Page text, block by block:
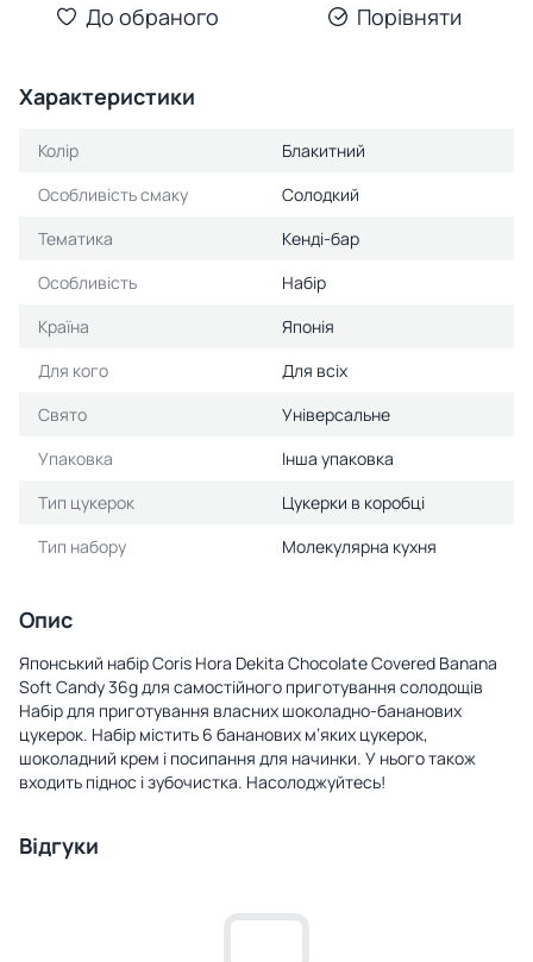
До обраного Порівняти
Характеристики
Колір
Блакитний
Особливість смаку
Солодкий
Тематика
Кенді-бар
Особливість
Набір
Країна
Японія
Для кого
Для всіх
Свято
Універсальне
Упаковка
Інша упаковка
Тип цукерок
Цукерки в коробці
Тип набору
Молекулярна кухня
Опис
Японський набір Coris Hora Dekita Chocolate Covered Banana
Soft Candy 36g для самостійного приготування солодощів
Набір для приготування власних шоколадно-бананових
цукерок. Набір містить 6 бананових м’яких цукерок,
шоколадний крем і посипання для начинки. У нього також
входить піднос і зубочистка. Насолоджуйтесь!
Відгуки